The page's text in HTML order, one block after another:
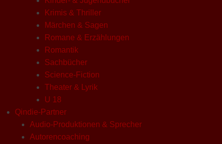
Krimis & Thriller
Märchen & Sagen
Romane & Erzählungen
Romantik
Sachbücher
Science-Fiction
Theater & Lyrik
U 18
Qindie-Partner
Audio-Produktionen & Sprecher
Autorencoaching